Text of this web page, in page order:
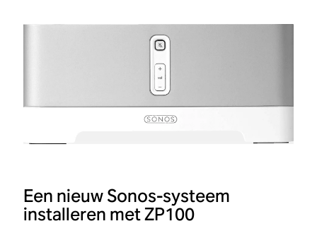
Een nieuw Sonos-systeem
installeren met ZP100